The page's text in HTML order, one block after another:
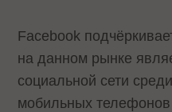
Facebook
на данном рынке
социальной сети
мобильных телефонов